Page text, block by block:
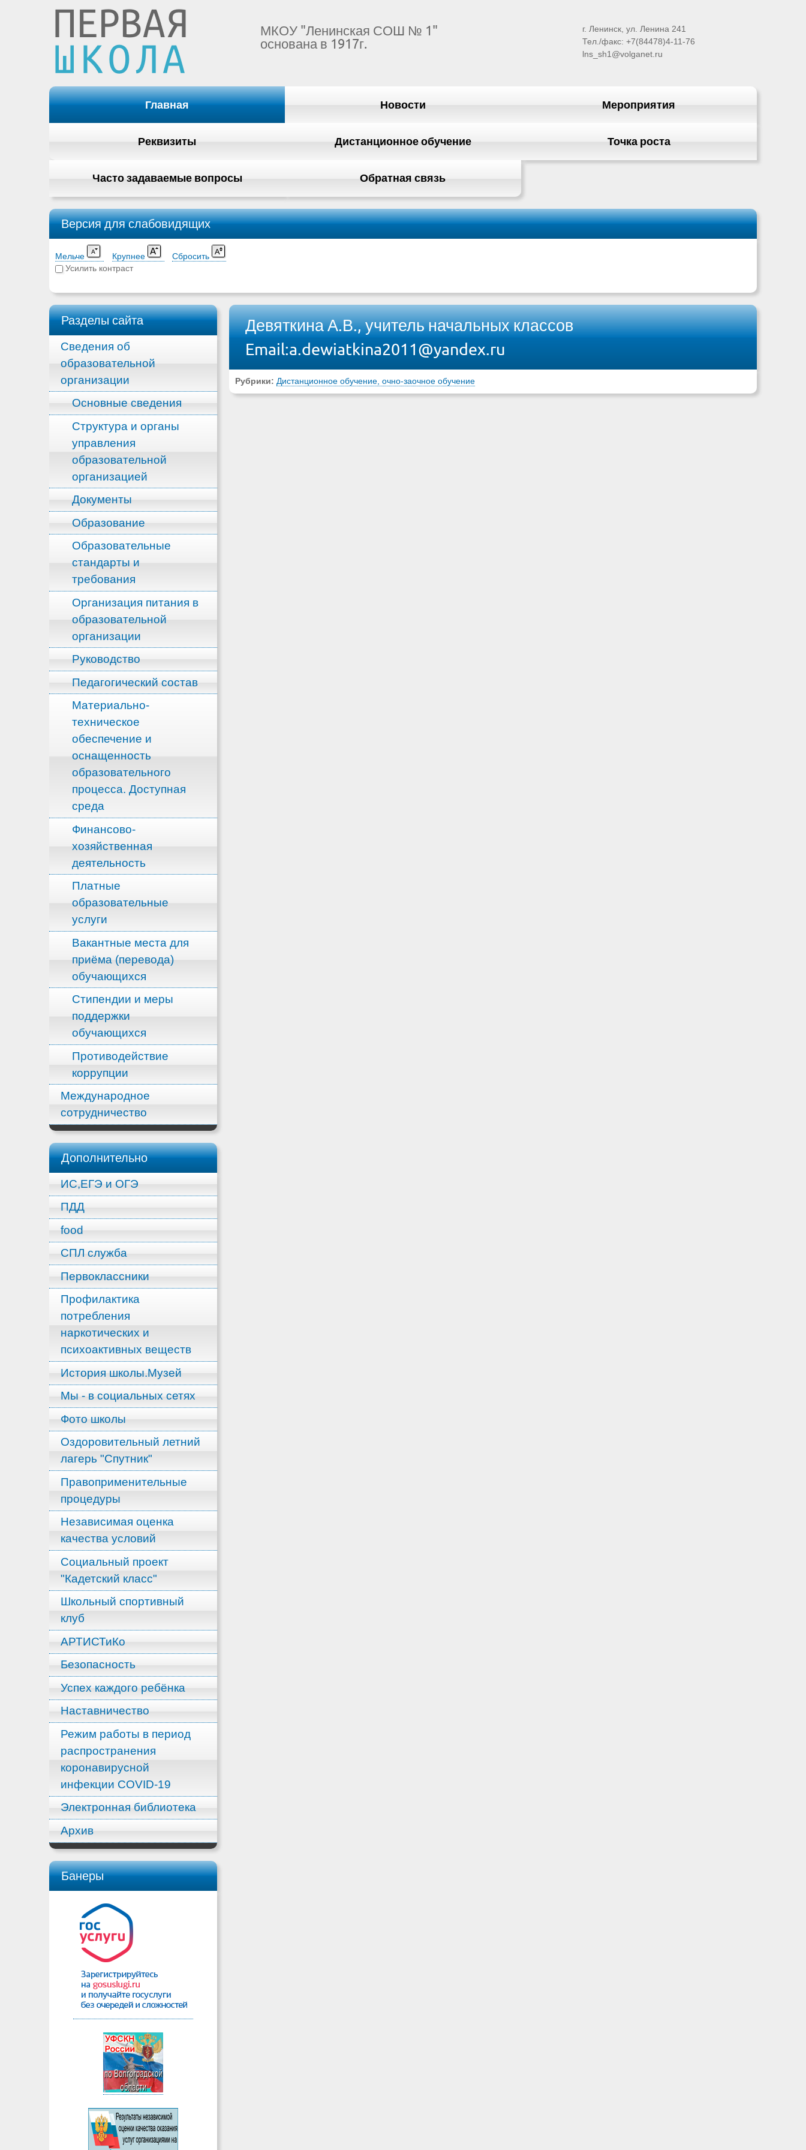
МКОУ "Ленинская СОШ № 1"
основана в 1917г.
г. Ленинск, ул. Ленина 241
Тел./факс: +7(84478)4-11-76
lns_sh1@volganet.ru
Главная Новости Мероприятия
Реквизиты Дистанционное обучение Точка роста
Часто задаваемые вопросы Обратная связь
Версия для слабовидящих
Мельче Крупнее
Сбросить
Усилить контраст
Разделы сайта
Сведения об
образовательной
организации
Основные сведения
Структура и органы
управления
образовательной
организацией
Документы
Образование
Образовательные
стандарты и
требования
Организация питания в
образовательной
организации
Руководство
Педагогический состав
Материально-
техническое
обеспечение и
оснащенность
образовательного
процесса. Доступная
среда
Финансово-
хозяйственная
деятельность
Платные
образовательные
услуги
Вакантные места для
приёма (перевода)
обучающихся
Стипендии и меры
поддержки
обучающихся
Противодействие
коррупции
Международное
сотрудничество
Дополнительно
ИС,ЕГЭ и ОГЭ
ПДД
food
СПЛ служба
Первоклассники
Профилактика
потребления
наркотических и
психоактивных веществ
История школы.Музей
Мы - в социальных сетях
Фото школы
Оздоровительный летний
лагерь "Спутник"
Правоприменительные
процедуры
Независимая оценка
качества условий
Социальный проект
"Кадетский класс"
Школьный спортивный
клуб
АРТИСТиКо
Безопасность
Успех каждого ребёнка
Наставничество
Режим работы в период
распространения
коронавирусной
инфекции COVID-19
Электронная библиотека
Архив
Банеры
Девяткина А.В., учитель начальных классов
Email:a.dewiatkina2011@yandex.ru
Рубрики: Дистанционное обучение, очно-заочное обучение